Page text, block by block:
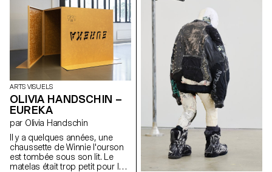
ARTS VISUELS
OLIVIA HANDSCHIN –
EUREKA
par Olivia Handschin
Il y a quelques années, une
chaussette de Winnie l'ourson
est tombée sous son lit. Le
matelas était trop petit pour le